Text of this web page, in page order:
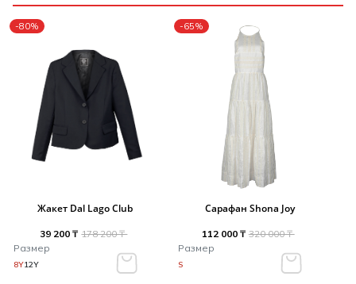
-80%
Жакет Dal Lago Club
39 200 ₸ 178 200 ₸
Размер
8Y12Y
-65%
Сарафан Shona Joy
112 000 ₸ 320 000 ₸
Размер
S